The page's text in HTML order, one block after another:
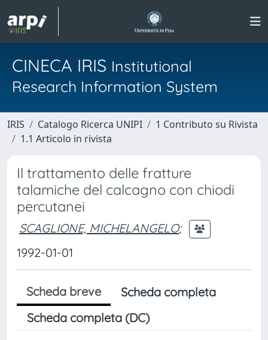
CINECA IRIS Institutional
Research Information System
IRIS Catalogo Ricerca UNIPI
1 Contributo su Rivista
1.1 Articolo in rivista
Il trattamento delle fratture
talamiche del calcagno con chiodi
percutanei
SCAGLIONE, MICHELANGELO;
1992-01-01
Scheda breve
Scheda completa
Scheda completa (DC)